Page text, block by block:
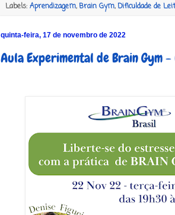
Labels:Aprendizagem, Brain Gym, Dificuldade de
quinta-feira, 17 de novembro de 2022
Aula Experimental de Brain Gym